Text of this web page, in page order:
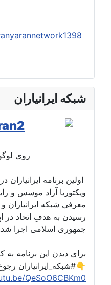
شبکه ایرانیاران
روی
اولین برنامه ایرانیاران
ویکتوریا آزاد موسس و
معرفی شبکه ایرانیاران
رسیدن به هدفِ اتحاد در
جمهوری اسلامی اجرا
برای دیدن این برنامه به
#شبکه_ایرانیاران رجوع کنید👇
QeSoO6CBKm0